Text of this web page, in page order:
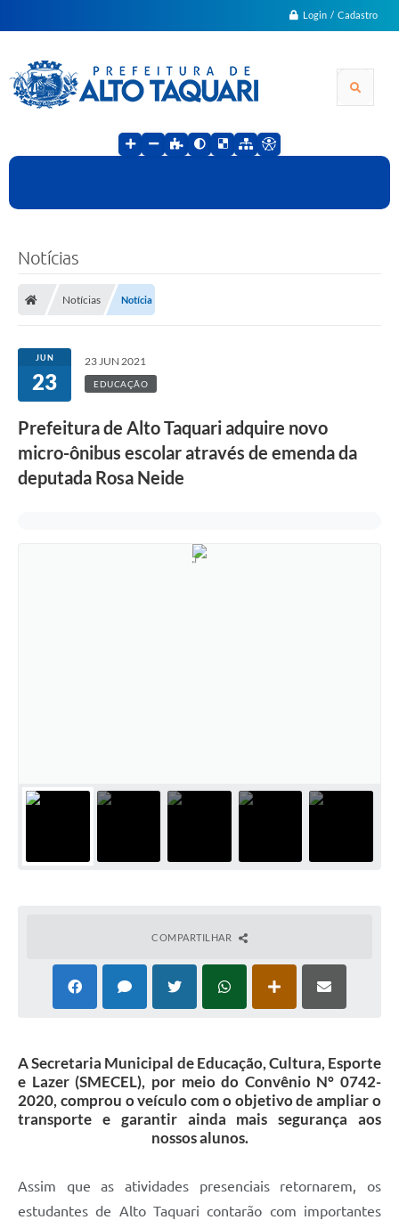
Login / Cadastro
Notícias
Notícias Notícia
JUN
23
23 JUN 2021
EDUCAÇÃO
Prefeitura de Alto Taquari adquire novo
micro-ônibus escolar através de emenda da
deputada Rosa Neide
COMPARTILHAR
A Secretaria Municipal de Educação, Cultura, Esporte
e Lazer (SMECEL), por meio do Convênio N° 0742-
2020, comprou o veículo com o objetivo de ampliar o
transporte e garantir ainda mais segurança aos
nossos alunos.
Assim que as atividades presenciais retornarem, os
estudantes de Alto Taquari contarão com importantes